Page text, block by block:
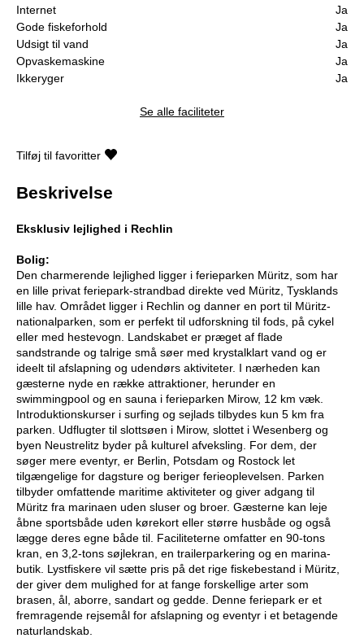
Internet
Ja
Gode fiskeforhold
Ja
Udsigt til vand
Ja
Opvaskemaskine
Ja
Ikkeryger
Ja
Se alle faciliteter
Tilføj til favoritter
Beskrivelse
Eksklusiv lejlighed i Rechlin
Bolig:
Den charmerende lejlighed ligger i ferieparken Müritz, som har
en lille privat feriepark-strandbad direkte ved Müritz, Tysklands
lille hav. Området ligger i Rechlin og danner en port til Müritz-
nationalparken, som er perfekt til udforskning til fods, på cykel
eller med hestevogn. Landskabet er præget af flade
sandstrande og talrige små søer med krystalklart vand og er
ideelt til afslapning og udendørs aktiviteter. I nærheden kan
gæsterne nyde en række attraktioner, herunder en
swimmingpool og en sauna i ferieparken Mirow, 12 km væk.
Introduktionskurser i surfing og sejlads tilbydes kun 5 km fra
parken. Udflugter til slottsøen i Mirow, slottet i Wesenberg og
byen Neustrelitz byder på kulturel afveksling. For dem, der
søger mere eventyr, er Berlin, Potsdam og Rostock let
tilgængelige for dagsture og beriger ferieoplevelsen. Parken
tilbyder omfattende maritime aktiviteter og giver adgang til
Müritz fra marinaen uden sluser og broer. Gæsterne kan leje
åbne sportsbåde uden kørekort eller større husbåde og også
lægge deres egne både til. Faciliteterne omfatter en 90-tons
kran, en 3,2-tons søjlekran, en trailerparkering og en marina-
butik. Lystfiskere vil sætte pris på det rige fiskebestand i Müritz,
der giver dem mulighed for at fange forskellige arter som
brasen, ål, aborre, sandart og gedde. Denne feriepark er et
fremragende rejsemål for afslapning og eventyr i et betagende
naturlandskab.